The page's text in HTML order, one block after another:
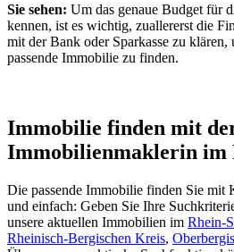
Sie sehen: Um das genaue Budget für
kennen, ist es wichtig, zuallererst die
mit der Bank oder Sparkasse zu
passende Immobilie zu finden.
Immobilie finden mit
Immobilienmaklerin im
Die passende Immobilie finden Sie mit
und einfach: Geben Sie Ihre
unsere aktuellen Immobilien im Rhein-
Rheinisch-Bergischen Kreis,